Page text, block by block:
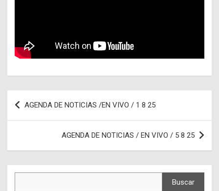
Navegación
de
AGENDA DE NOTICIAS /EN VIVO / 1 8 25
AGENDA DE NOTICIAS / EN VIVO / 5 8 25
Buscar